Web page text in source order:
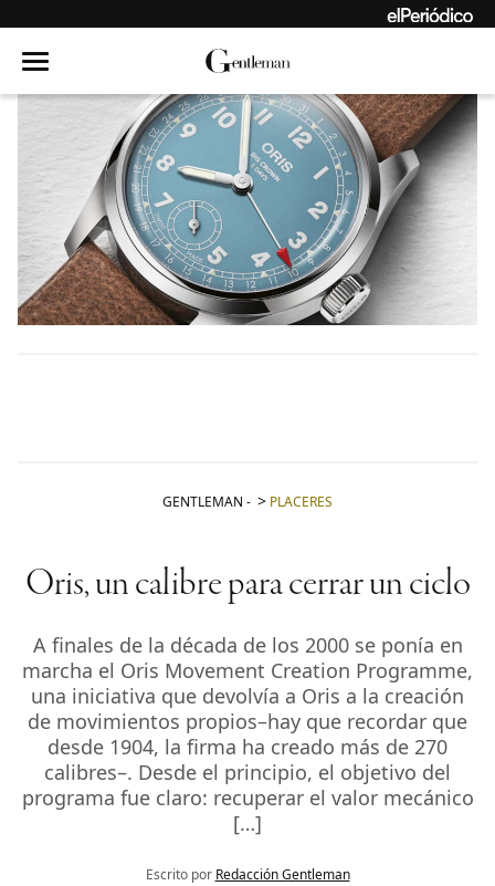
GENTLEMAN - PLACERES
Oris, un calibre para cerrar un ciclo
A finales de la década de los 2000 se ponía en
marcha el Oris Movement Creation Programme,
una iniciativa que devolvía a Oris a la creación
de movimientos propios­–hay que recordar que
desde 1904, la firma ha creado más de 270
calibres–. Desde el principio, el objetivo del
programa fue claro: recuperar el valor mecánico
[…]
Escrito por Redacción Gentleman